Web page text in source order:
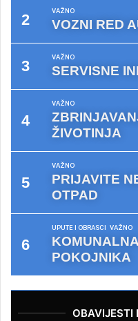
VAŽNO
VOZNI RED
VAŽNO
SERVISNE
VAŽNO
ŽIVOTINJA
VAŽNO
PRIJAVITE
OTPAD
UPUTE I OBRASCI VAŽNO
POKOJNIKA
OBAVIJESTI